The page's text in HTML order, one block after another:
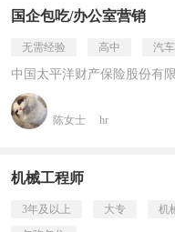
国企包吃/办公室营销
无需经验 高中 汽车
中国太平洋财产保险股份有
陈女士 hr
机械工程师
3年及以上 大专 机